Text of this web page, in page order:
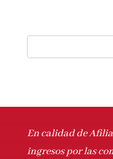
En calidad de
ingresos por las